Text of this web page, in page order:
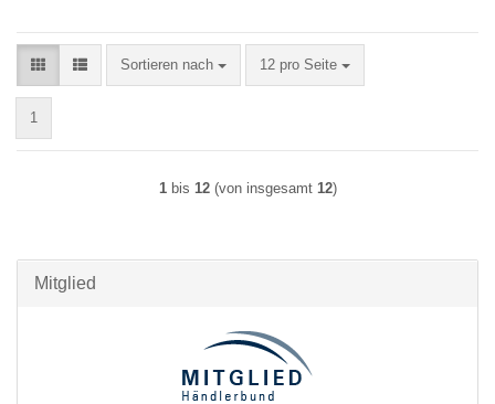
Sortieren nach
Sortieren nach 12 pro Seite
pro Seite
1
1bis 12(von insgesamt 12)
Mitglied